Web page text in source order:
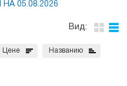
05.08.2026
Вид:
Цене Названию